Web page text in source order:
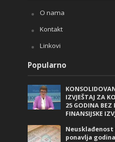
O nama
Kontakt
Linkovi
Popularno
IZVJEŠTAJ ZA
25 GODINA BEZ
FINANSIJSKE
Neusklađenost
ponavlja